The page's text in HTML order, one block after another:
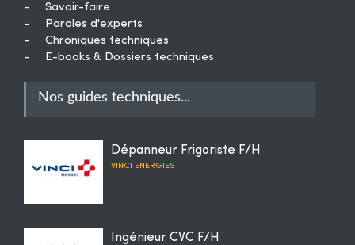
-
Savoir-faire
-
Paroles d'experts
-
Chroniques techniques
-
E-books & Dossiers techniques
Nos guides techniques...
Dépanneur Frigoriste F/H
VINCI ENERGIES
Ingénieur CVC F/H